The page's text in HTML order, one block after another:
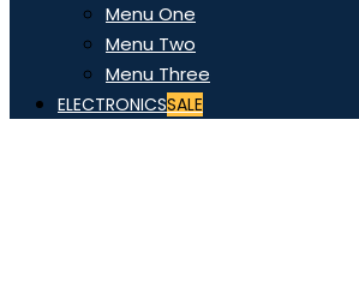
Menu One
Menu Two
Menu Three
ELECTRONICSSALE